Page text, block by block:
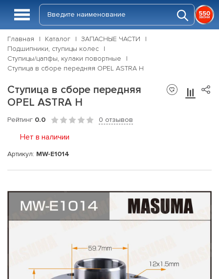
Главная Каталог
ЗАПАСНЫЕ ЧАСТИ
Подшипники, ступицы колес
Ступицы/цапфы, кулаки повортные
Ступица в сборе передняя OPEL ASTRA H
Ступица в сборе передняя
OPEL ASTRA H
Рейтинг 0.0 0 отзывов
Нет в наличии
Артикул: MW-E1014